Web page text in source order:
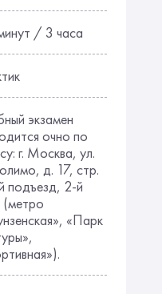
/ 3 часа
экзамен
очно по
г. Москва, ул.
д. 17, стр.
подъезд, 2-й
(метро
«Парк